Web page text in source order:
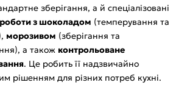
зберігання, а й спеціалізовані
роботи з шоколадом (темперування та
морозивом (зберігання та
а також контрольоване
. Це робить її надзвичайно
рішенням для різних потреб кухні.